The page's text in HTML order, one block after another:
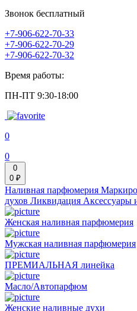
Звонок бесплатный
+7-906-622-70-33
+7-906-622-70-29
+7-906-622-70-32
Время работы:
ПН-ПТ 9:30-18:00
0
0
0
0 ₽
Наливная парфюмерия
духов Ликвидация Аксессуары
Женская наливная парфюмерия
Мужская наливная парфюмерия
ПРЕМИАЛЬНАЯ линейка
Масло/Автопарфюм
Женские наливные духи